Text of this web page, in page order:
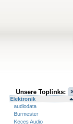
Unsere Toplinks:
Elektronik
audiodata
Burmester
Keces Audio